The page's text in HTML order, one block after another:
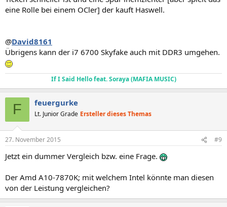
eine Rolle bei einem OCler] der kauft Haswell.
@David8161
Übrigens kann der i7 6700 Skyfake auch mit DDR3 umgehen.
If I Said Hello feat. Soraya (MAFIA MUSIC)
F feuergurke
Lt. Junior Grade Ersteller dieses Themas
27. November 2015 #9
Jetzt ein dummer Vergleich bzw. eine Frage.
Der Amd A10-7870K; mit welchem Intel könnte man diesen
von der Leistung vergleichen?